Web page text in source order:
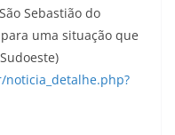
Sebastião do
uma situação que